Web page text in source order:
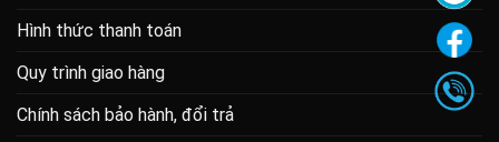
Hình thức thanh toán
Quy trình giao hàng
Chính sách bảo hành, đổi trả